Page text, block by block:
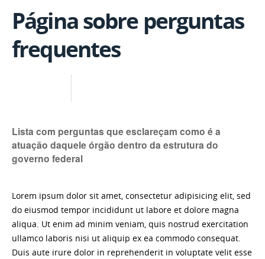
Página sobre perguntas
frequentes
Lista com perguntas que esclareçam como é a
atuação daquele órgão dentro da estrutura do
governo federal
Lorem ipsum dolor sit amet, consectetur adipisicing elit, sed
do eiusmod tempor incididunt ut labore et dolore magna
aliqua. Ut enim ad minim veniam, quis nostrud exercitation
ullamco laboris nisi ut aliquip ex ea commodo consequat.
Duis aute irure dolor in reprehenderit in voluptate velit esse